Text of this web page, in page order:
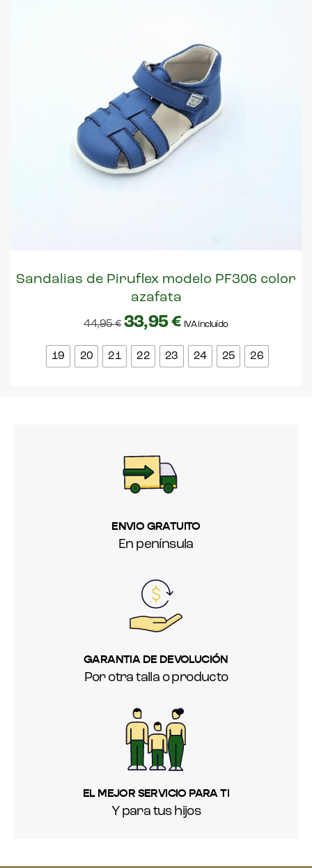
Sandalias de Piruflex modelo PF306 color
azafata
44,95€ 33,95€ IVA incluído
19 20 21 22 23 24 25 26
ENVIO GRATUITO
En península
GARANTIA DE DEVOLUCIÓN
Por otra talla o producto
EL MEJOR SERVICIO PARA TI
Y para tus hijos